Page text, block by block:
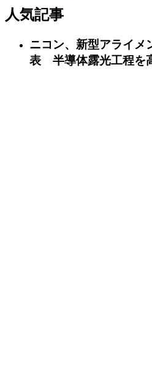
人気記事
ニコン、新型アライメ
表 半導体露光工程を